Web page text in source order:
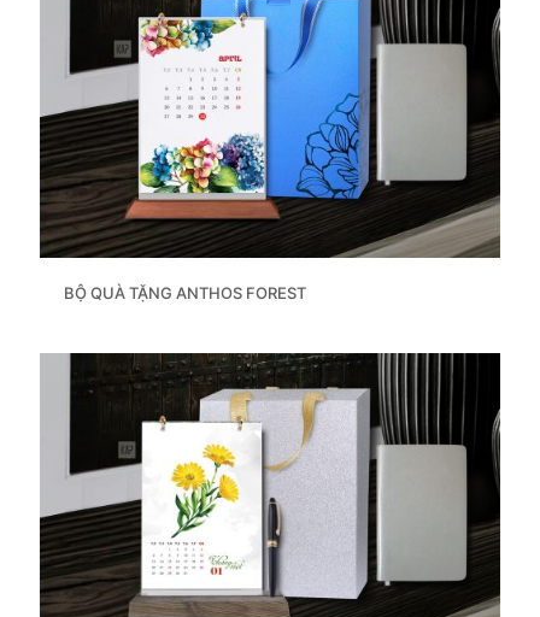
BỘ QUÀ TẶNG ANTHOS FOREST